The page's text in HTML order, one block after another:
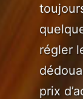
régler
prix